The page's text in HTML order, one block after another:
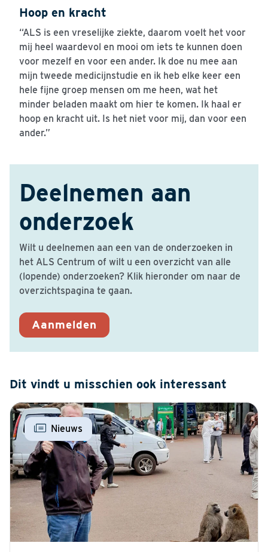
Hoop en kracht
“ALS is een vreselijke ziekte, daarom voelt het voor
mij heel waardevol en mooi om iets te kunnen doen
voor mezelf en voor een ander. Ik doe nu mee aan
mijn tweede medicijnstudie en ik heb elke keer een
hele fijne groep mensen om me heen, wat het
minder beladen maakt om hier te komen. Ik haal er
hoop en kracht uit. Is het niet voor mij, dan voor een
ander.”
Deelnemen aan
onderzoek
Wilt u deelnemen aan een van de onderzoeken in
het ALS Centrum of wilt u een overzicht van alle
(lopende) onderzoeken? Klik hieronder om naar de
overzichtspagina te gaan.
Aanmelden
Dit vindt u misschien ook interessant
Nieuws